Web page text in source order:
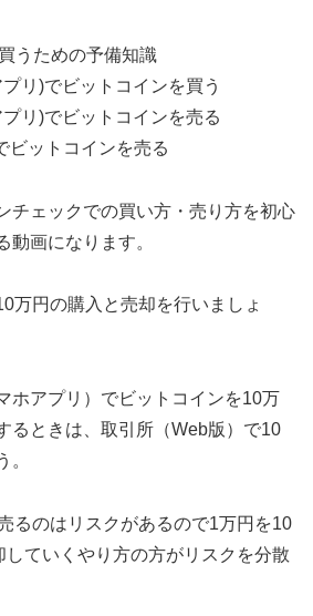
うための予備知識
リ)でビットコインを買う
リ)でビットコインを売る
ビットコインを売る
チェックでの買い方・売り方を初心
動画になります。
万円の購入と売却を行いましょ
ホアプリ）でビットコインを10万
るときは、取引所（Web版）で10
。
るのはリスクがあるので1万円を10
していくやり方の方がリスクを分散